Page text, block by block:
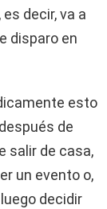
decir, va a
disparo en
esto
de
salir de casa,
un evento o,
decidir